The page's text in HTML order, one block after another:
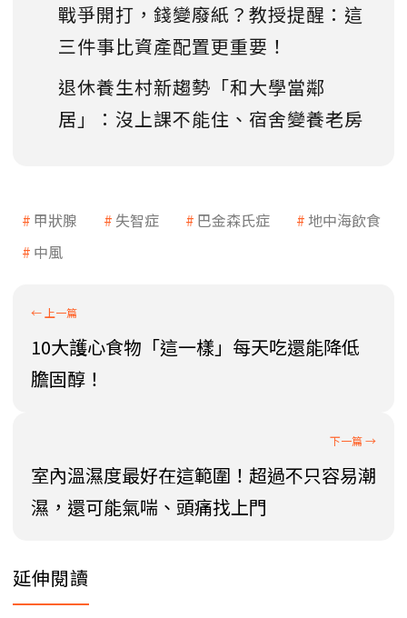
戰爭開打，錢變廢紙？教授提醒：這
三件事比資產配置更重要！
退休養生村新趨勢「和大學當鄰
居」：沒上課不能住、宿舍變養老房
甲狀腺 失智症 巴金森氏症
地中海飲食
中風
10大護心食物「這一樣」每天吃還能降低
膽固醇！
室內溫濕度最好在這範圍！超過不只容易潮
濕，還可能氣喘、頭痛找上門
延伸閱讀